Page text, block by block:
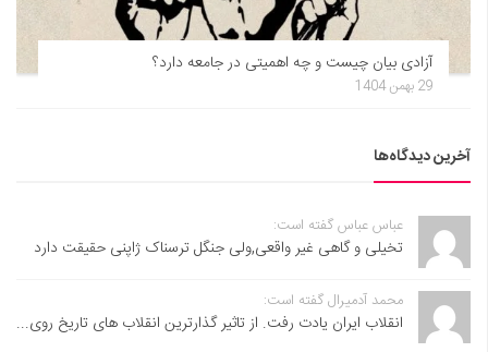
آزادی بیان چیست و چه اهمیتی در جامعه دارد؟
29 بهمن 1404
آخرین دیدگاه‌ها
عباس عباس گفته است:
تخیلی و گاهی غیر واقعی,ولی جنگل ترسناک ژاپنی حقیقت دارد
محمد آدمیرال گفته است:
انقلاب ایران یادت رفت. از تاثیر گذارترین انقلاب های تاریخ روی...